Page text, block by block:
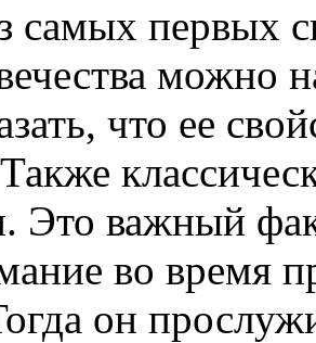
самых первых
можно
что ее
Это важный
во время
он